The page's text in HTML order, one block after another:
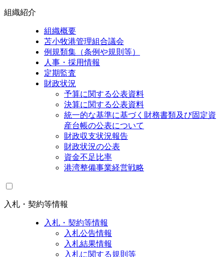
組織紹介
組織概要
苫小牧港管理組合議会
例規類集（条例や規則等）
人事・採用情報
定期監査
財政状況
予算に関する公表資料
決算に関する公表資料
統一的な基準に基づく財務書類及び固定資
産台帳の公表について
財政収支状況報告
財政状況の公表
資金不足比率
港湾整備事業経営戦略
入札・契約等情報
入札・契約等情報
入札公告情報
入札結果情報
入札に関する規則等